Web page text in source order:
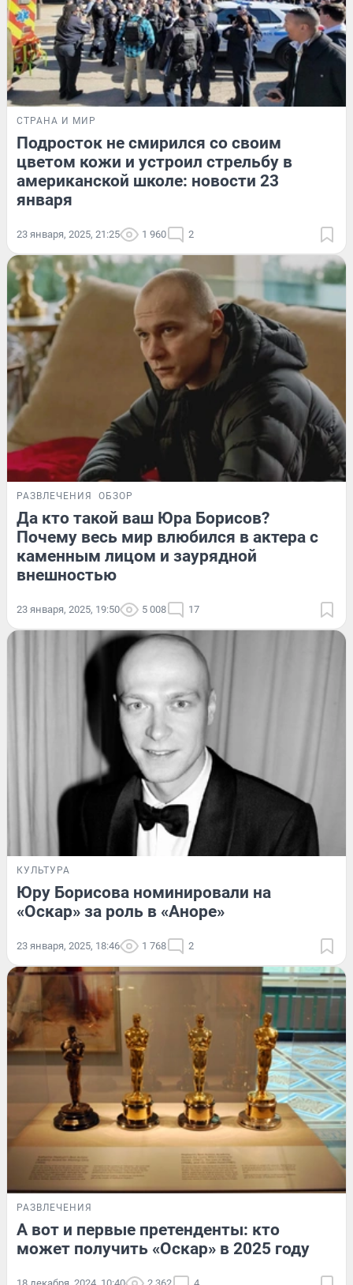
СТРАНА И МИР
Подросток не смирился со своим
цветом кожи и устроил стрельбу в
американской школе: новости 23
января
23 января, 2025, 21:25 1 960 2
РАЗВЛЕЧЕНИЯ ОБЗОР
Да кто такой ваш Юра Борисов?
Почему весь мир влюбился в актера с
каменным лицом и заурядной
внешностью
23 января, 2025, 19:50 5 008 17
КУЛЬТУРА
Юру Борисова номинировали на
«Оскар» за роль в «Аноре»
23 января, 2025, 18:46 1 768 2
РАЗВЛЕЧЕНИЯ
А вот и первые претенденты: кто
может получить «Оскар» в 2025 году